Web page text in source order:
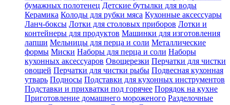
бумажных полотенец Детские бутылки для воды
Керамика Колоды для рубки мяса Кухонные аксессуары
Ланч-боксы Лотки для столовых приборов Лотки и
контейнеры для продуктов Машинки для изготовления
лапши Мельницы для перца и соли Металлические
формы Миски Наборы для перца и соли Наборы
кухонных аксессуаров Овощерезки Перчатки для чистки
овощей Перчатки для чистки рыбы Подвесная кухонная
утварь Подносы Подставки для кухонных инструментов
Подставки и прихватки под горячее Порядок на кухне
Приготовление домашнего мороженого Разделочные